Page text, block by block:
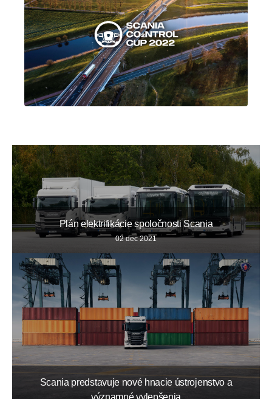
Plán elektrifikácie spoločnosti Scania
02 dec 2021
Scania predstavuje nové hnacie ústrojenstvo a